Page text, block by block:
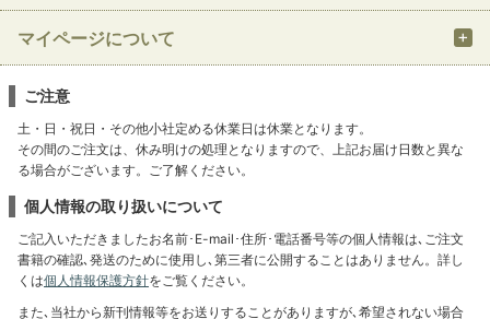
マイページについて
ご注意
土・日・祝日・その他小社定める休業日は休業となります。
その間のご注文は、休み明けの処理となりますので、上記お届け日数と異な
る場合がございます。ご了解ください。
個人情報の取り扱いについて
ご記入いただきましたお名前･E-mail･住所･電話番号等の個人情報は､ご注文
書籍の確認､発送のために使用し､第三者に公開することはありません。詳し
くは個人情報保護方針をご覧ください。
また､当社から新刊情報等をお送りすることがありますが､希望されない場合